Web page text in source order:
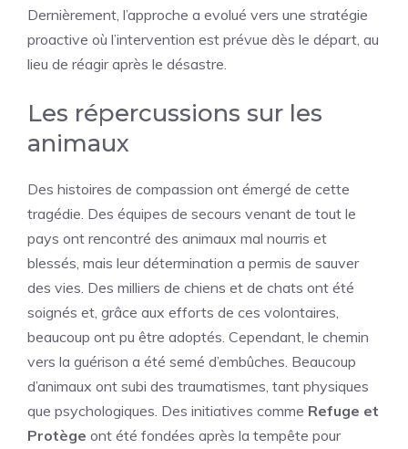
Dernièrement, l’approche a evolué vers une stratégie
proactive où l’intervention est prévue dès le départ, au
lieu de réagir après le désastre.
Les répercussions sur les
animaux
Des histoires de compassion ont émergé de cette
tragédie. Des équipes de secours venant de tout le
pays ont rencontré des animaux mal nourris et
blessés, mais leur détermination a permis de sauver
des vies. Des milliers de chiens et de chats ont été
soignés et, grâce aux efforts de ces volontaires,
beaucoup ont pu être adoptés. Cependant, le chemin
vers la guérison a été semé d’embûches. Beaucoup
d’animaux ont subi des traumatismes, tant physiques
que psychologiques. Des initiatives comme Refuge et
Protège ont été fondées après la tempête pour